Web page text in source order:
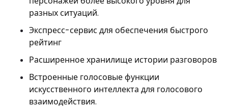
разных ситуаций.
Экспресс-сервис для обеспечения быстрого
рейтинг
Расширенное хранилище истории разговоров
Встроенные голосовые функции
искусственного интеллекта для голосового
взаимодействия.